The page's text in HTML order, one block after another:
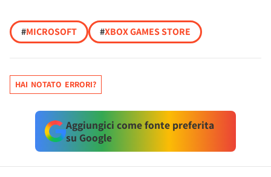
#MICROSOFT #XBOX GAMES STORE
HAI NOTATO ERRORI?
Aggiungici come fonte preferita
su Google